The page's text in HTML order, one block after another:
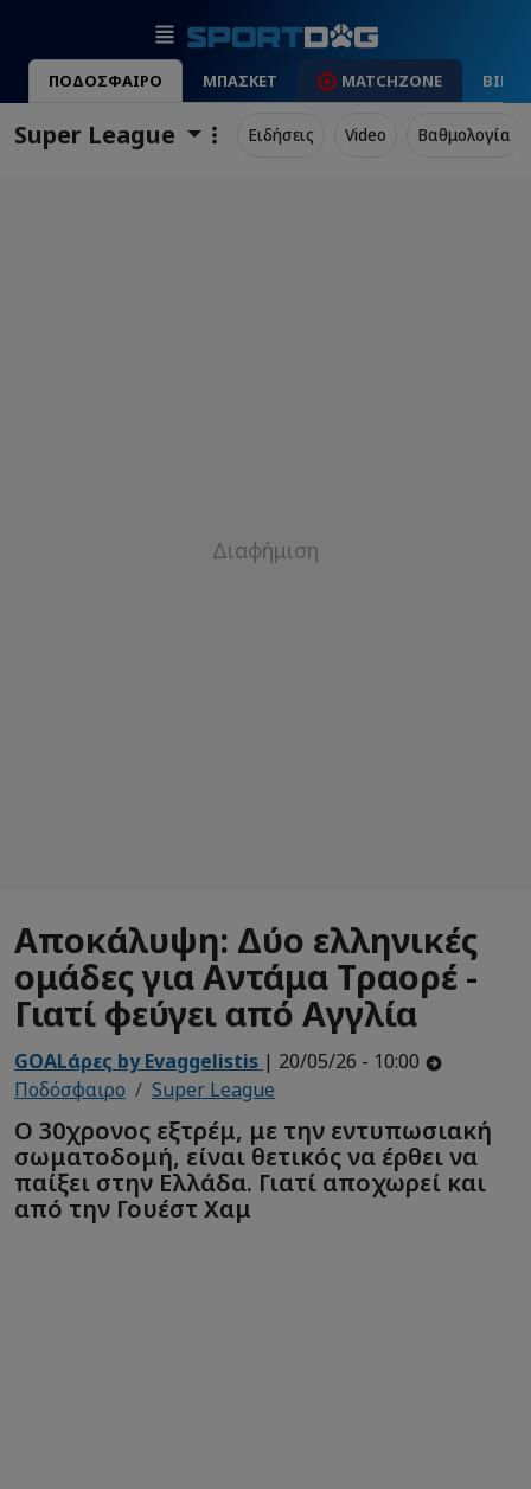
ΠΟΔΟΣΦΑΙΡΟ ΜΠΑΣΚΕΤ MATCHZONE
Super League Ειδήσεις Video Βαθμολογία
Αποκάλυψη: Δύο ελληνικές
ομάδες για Αντάμα Τραορέ -
Γιατί φεύγει από Αγγλία
GOALάρες by Εvaggelistis | 20/05/26 - 10:00
Ποδόσφαιρο
Super League
Ο 30χρονος εξτρέμ, με την εντυπωσιακή
σωματοδομή, είναι θετικός να έρθει να
παίξει στην Ελλάδα. Γιατί αποχωρεί και
από την Γουέστ Χαμ